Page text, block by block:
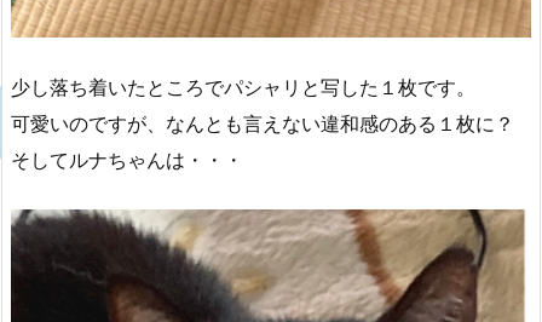
少し落ち着いたところでパシャリと写した１枚です。
可愛いのですが、なんとも言えない違和感のある１枚に？
そしてルナちゃんは・・・